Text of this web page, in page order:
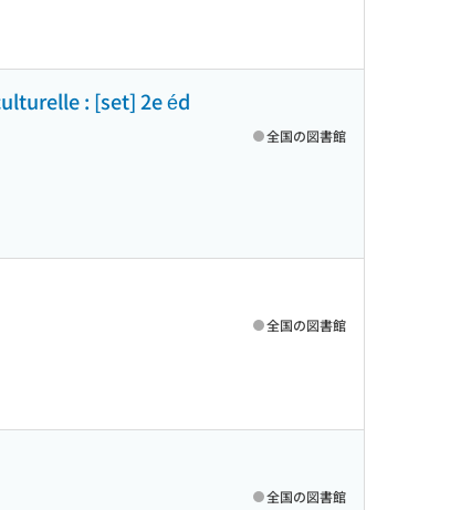
: [set] 2e éd
全国の図書館
全国の図書館
全国の図書館